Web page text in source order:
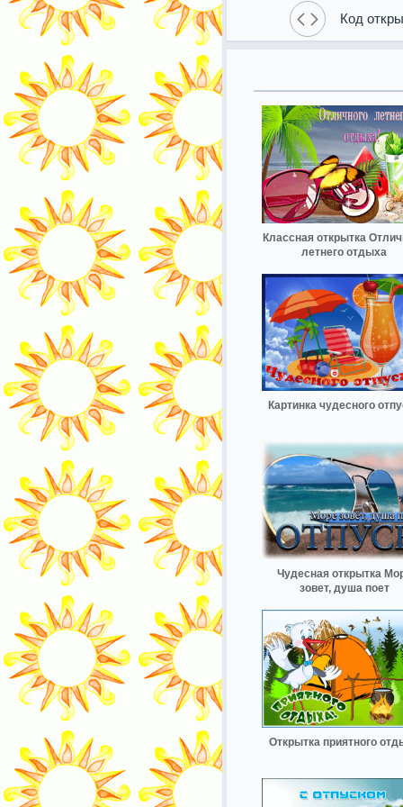
Код
Классная открытка
летнего отдыха
Картинка чудесного
Чудесная открытка
зовет, душа поет
Открытка приятного